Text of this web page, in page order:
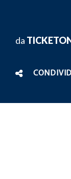
da
CONDIVIDI